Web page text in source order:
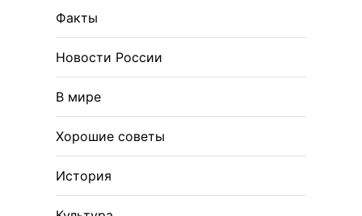
Факты
Новости России
В мире
Хорошие советы
История